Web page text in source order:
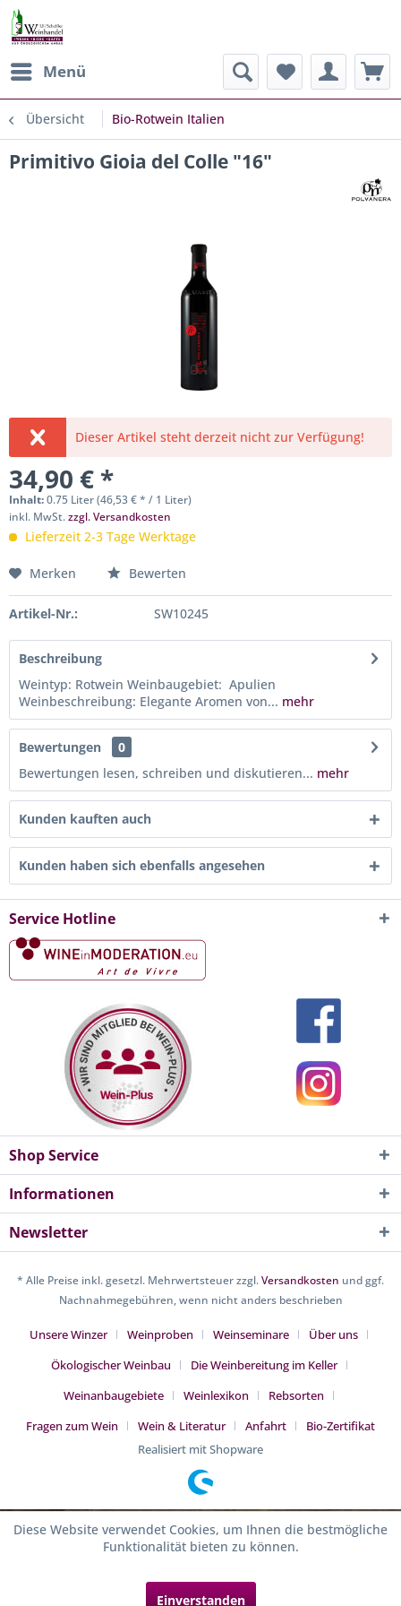
Menü
Übersicht Bio-Rotwein Italien
Primitivo Gioia del Colle "16"
Dieser Artikel steht derzeit nicht zur Verfügung!
34,90 € *
Inhalt:0.75 Liter (46,53 € * / 1 Liter)
inkl. MwSt.zzgl. Versandkosten
Lieferzeit 2-3 Tage Werktage
Merken Bewerten
Artikel-Nr.: SW10245
Beschreibung
Weintyp: Rotwein Weinbaugebiet: Apulien
Weinbeschreibung: Elegante Aromen von... mehr
Bewertungen
0
Bewertungen lesen, schreiben und diskutieren... mehr
Kunden kauften auch
Kunden haben sich ebenfalls angesehen
Service Hotline
Shop Service
Informationen
Newsletter
* Alle Preise inkl. gesetzl. Mehrwertsteuer zzgl.Versandkosten und ggf.
Nachnahmegebühren, wenn nicht anders beschrieben
Unsere Winzer Weinproben Weinseminare
Über uns
Ökologischer Weinbau
Die Weinbereitung im Keller
Weinanbaugebiete
Weinlexikon
Rebsorten
Fragen zum Wein
Wein & Literatur Anfahrt
Bio-Zertifikat
Realisiert mit Shopware
Diese Website verwendet Cookies, um Ihnen die bestmögliche
Funktionalität bieten zu können.
Einverstanden